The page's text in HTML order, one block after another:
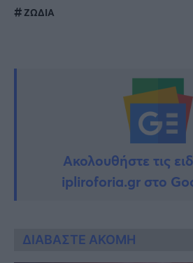
ΖΩΔΙΑ
Ακολουθήστε τις
ipliroforia.gr στο
ΔΙΑΒΑΣΤΕ ΑΚΟΜΗ